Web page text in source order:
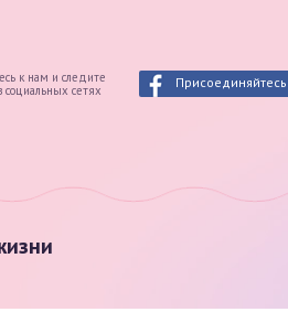
к нам и следите
социальных сетях
Присоединяйтесь